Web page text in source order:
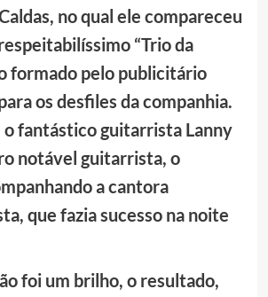
no qual ele compareceu
“Trio da
formado pelo publicitário
os desfiles da companhia.
o fantástico guitarrista Lanny
notável guitarrista, o
a cantora
que fazia sucesso na noite
foi um brilho, o resultado,